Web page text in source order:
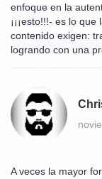
enfoque en la
¡¡¡esto!!!- es lo
contenido exigen:
logrando con una
A veces la mayor